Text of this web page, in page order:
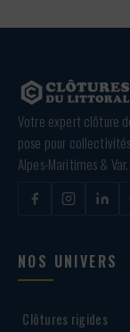
Votre expert clôture
pose pour
Alpes-Maritimes & Var.
NOS UNIVERS
Clôtures rigides